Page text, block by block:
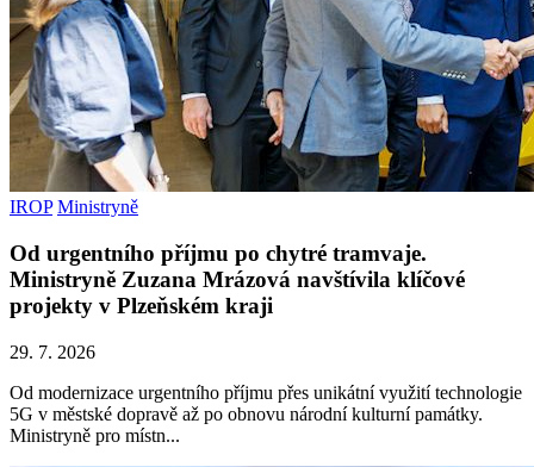
IROP Ministryně
Od urgentního příjmu po chytré tramvaje.
Ministryně Zuzana Mrázová navštívila klíčové
projekty v Plzeňském kraji
29. 7. 2026
Od modernizace urgentního příjmu přes unikátní využití technologie
5G v městské dopravě až po obnovu národní kulturní památky.
Ministryně pro místn...